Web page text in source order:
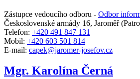
Zástupce vedoucího odboru - Odbor
Československé armády 16, Jaroměř
Telefon: +420 491 847 131
Mobil: +420 603 501 814
E-mail: capek@jaromer-josefov.cz
Mgr. Karolína Černá